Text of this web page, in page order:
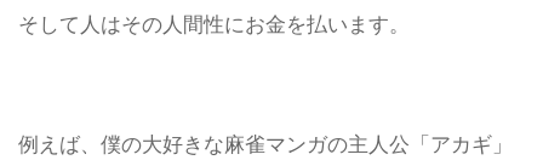
そして人はその人間性にお金を払います。
例えば、僕の大好きな麻雀マンガの主人公「アカギ」